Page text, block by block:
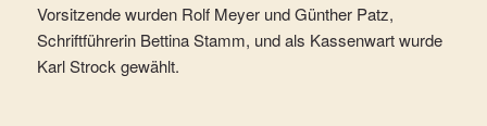
Vorsitzende wurden Rolf Meyer und Günther Patz,
Schriftführerin Bettina Stamm, und als Kassenwart wurde
Karl Strock gewählt.